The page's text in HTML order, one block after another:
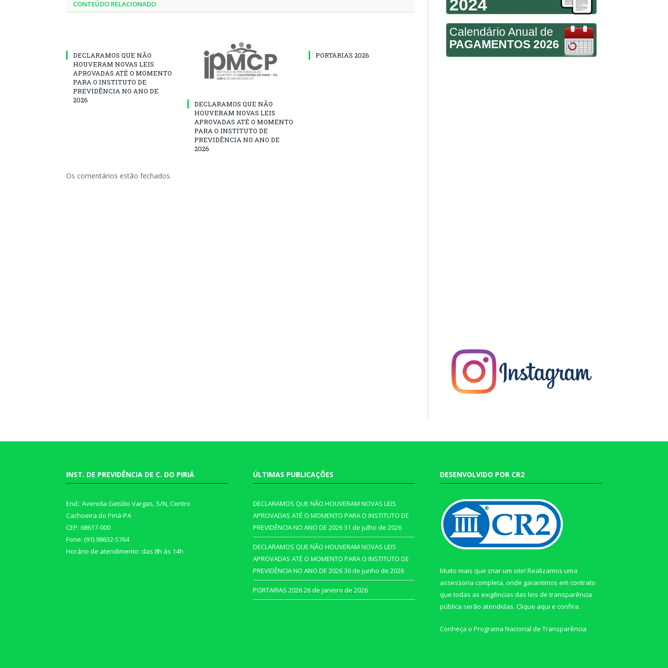
CONTEÚDO RELACIONADO
DECLARAMOS QUE NÃO
HOUVERAM NOVAS LEIS
APROVADAS ATÉ O MOMENTO
PARA O INSTITUTO DE
PREVIDÊNCIA NO ANO DE
2026
DECLARAMOS QUE NÃO
HOUVERAM NOVAS LEIS
APROVADAS ATÉ O MOMENTO
PARA O INSTITUTO DE
PREVIDÊNCIA NO ANO DE
2026
PORTARIAS 2026
Os comentários estão fechados.
2024
Calendário Anual de
PAGAMENTOS 2026
INST. DE PREVIDÊNCIA DE C. DO PIRIÁ
End.: Avenida Getúlio Vargas, S/N, Centro
Cachoeira do Piriá-PA
CEP: 68617-000
Fone: (91) 98632-5764
Horário de atendimento: das 8h às 14h
ÚLTIMAS PUBLICAÇÕES
DECLARAMOS QUE NÃO HOUVERAM NOVAS LEIS
APROVADAS ATÉ O MOMENTO PARA O INSTITUTO DE
PREVIDÊNCIA NO ANO DE 202631 de julho de 2026
DECLARAMOS QUE NÃO HOUVERAM NOVAS LEIS
APROVADAS ATÉ O MOMENTO PARA O INSTITUTO DE
PREVIDÊNCIA NO ANO DE 202630 de junho de 2026
PORTARIAS 202626 de janeiro de 2026
DESENVOLVIDO POR CR2
Muito mais que criar um site! Realizamos uma
assessoria completa, onde garantimos em contrato
que todas as exigências das leis de transparência
pública serão atendidas. Clique aqui e confira.
Conheça o Programa Nacional de Transparência